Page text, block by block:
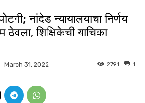
नांदेड न्यायालयाचा निर्णय
ठेवला, शिक्षिकेची याचिका
March 31, 2022 1
2791